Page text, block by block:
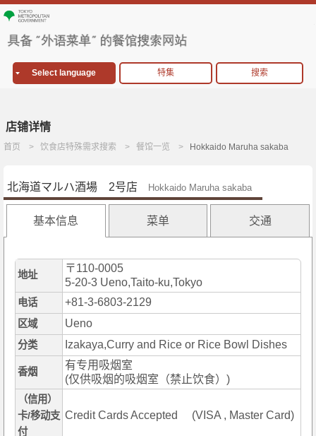
Select language 特集 搜索
店铺详情
首页 饮食店特殊需求搜索 餐馆一览 Hokkaido Maruha sakaba
北海道マルハ酒場 2号店 Hokkaido Maruha sakaba
基本信息 菜单 交通
地址
〒110-0005
5-20-3 Ueno,Taito-ku,Tokyo
电话 +81-3-6803-2129
区域 Ueno
分类 Izakaya,Curry and Rice or Rice Bowl Dishes
香烟
有专用吸烟室
(仅供吸烟的吸烟室（禁止饮食）)
（信用）
卡/移动支
付
Credit Cards Accepted (VISA , Master Card)